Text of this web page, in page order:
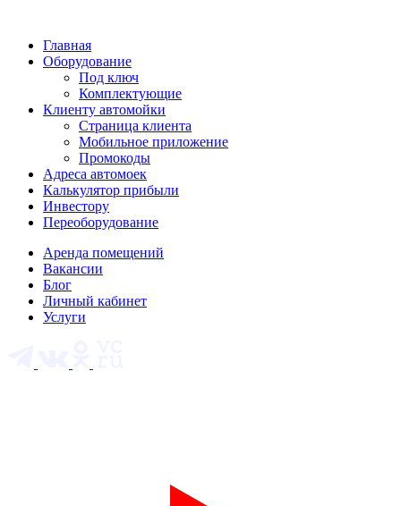
Главная
Оборудование
Под ключ
Комплектующие
Клиенту автомойки
Страница клиента
Мобильное приложение
Промокоды
Адреса автомоек
Калькулятор прибыли
Инвестору
Переоборудование
Аренда помещений
Вакансии
Блог
Личный кабинет
Услуги